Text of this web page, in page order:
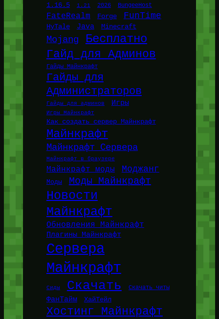
1.16.5 1.21 2026 BungeeHost
FateRealm Forge FunTime
HyTale Java Minecraft
Mojang Бесплатно
Гайд для Админов
Гайды Майнкрафт
Гайды для
Администраторов
Гайды для админов Игры
Игры Майнкрафт
Как создать сервер Майнкрафт
Майнкрафт
Майнкрафт Сервера
Майнкрафт в браузере
Майнкрафт моды Моджанг
Моды Моды Майнкрафт
Новости
Майнкрафт
Обновления Майнкрафт
Плагины Майнкрафт
Сервера
Майнкрафт
Сиды Скачать Скачать читы
ФанТайм ХайТейл
Хостинг Майнкрафт